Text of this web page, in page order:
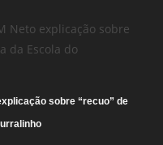
sobre “recuo” de